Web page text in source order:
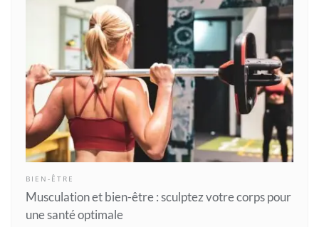
BIEN-ÊTRE
Musculation et bien-être : sculptez votre corps pour
une santé optimale